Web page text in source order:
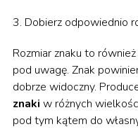
3. Dobierz odpowiednio
Rozmiar znaku to
pod uwagę. Znak
dobrze widoczny.
znaki w różnych
pod tym kątem do